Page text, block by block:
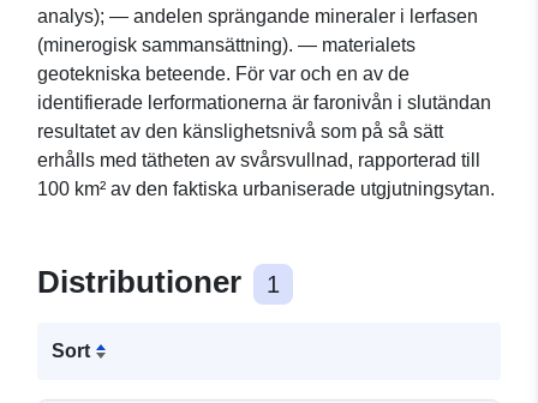
analys); — andelen sprängande mineraler i lerfasen
(minerogisk sammansättning). — materialets
geotekniska beteende. För var och en av de
identifierade lerformationerna är faronivån i slutändan
resultatet av den känslighetsnivå som på så sätt
erhålls med tätheten av svårsvullnad, rapporterad till
100 km² av den faktiska urbaniserade utgjutningsytan.
Distributioner 1
Sort